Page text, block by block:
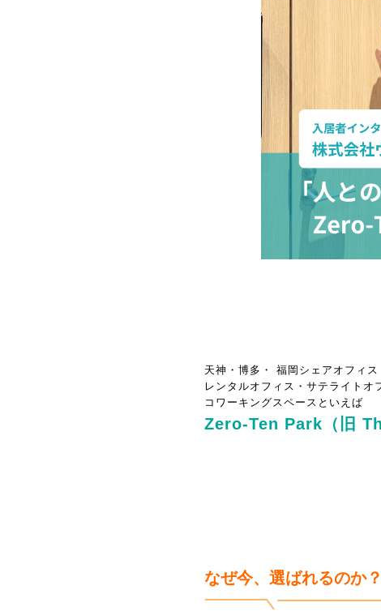
天神・博多・ 福岡シェアオフィス
レンタルオフィス・サテライトオ
コワーキングスペースといえば
Zero-Ten Park（旧
なぜ今、選ばれるのか